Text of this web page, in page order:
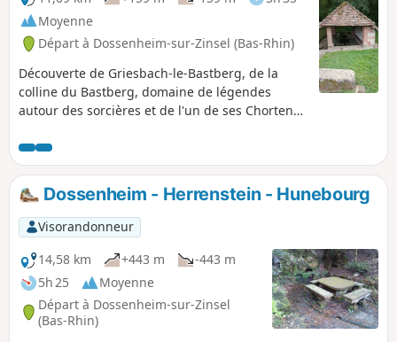
Moyenne
Départ à Dossenheim-sur-Zinsel (Bas-Rhin)
Découverte de Griesbach-le-Bastberg, de la
colline du Bastberg, domaine de légendes
autour des sorcières et de l'un de ses Chortens.
Modification du terrain par rapport à la carte,
selon date d'édition... Dernière mise à jour
février 2021.
Dossenheim - Herrenstein - Hunebourg
Visorandonneur
14,58 km
+443 m
-443 m
5h 25
Moyenne
Départ à Dossenheim-sur-Zinsel
(Bas-Rhin)